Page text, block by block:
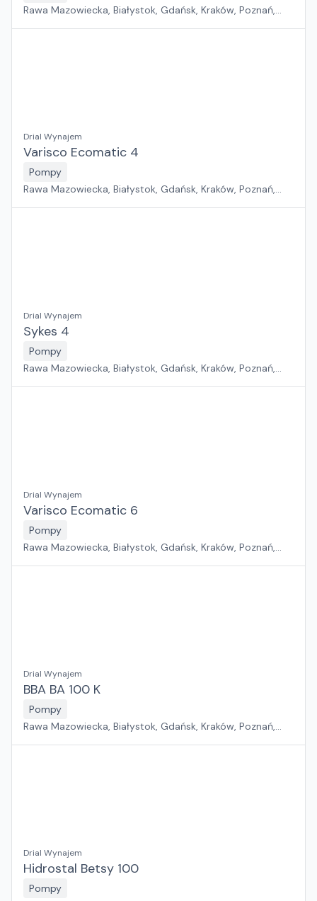
Rawa Mazowiecka, Białystok, Gdańsk, Kraków, Poznań,
Drial Wynajem
Varisco Ecomatic 4
Pompy
Rawa Mazowiecka, Białystok, Gdańsk, Kraków, Poznań,
Drial Wynajem
Sykes 4
Pompy
Rawa Mazowiecka, Białystok, Gdańsk, Kraków, Poznań,
Drial Wynajem
Varisco Ecomatic 6
Pompy
Rawa Mazowiecka, Białystok, Gdańsk, Kraków, Poznań,
Drial Wynajem
BBA BA 100 K
Pompy
Rawa Mazowiecka, Białystok, Gdańsk, Kraków, Poznań,
Drial Wynajem
Hidrostal Betsy 100
Pompy